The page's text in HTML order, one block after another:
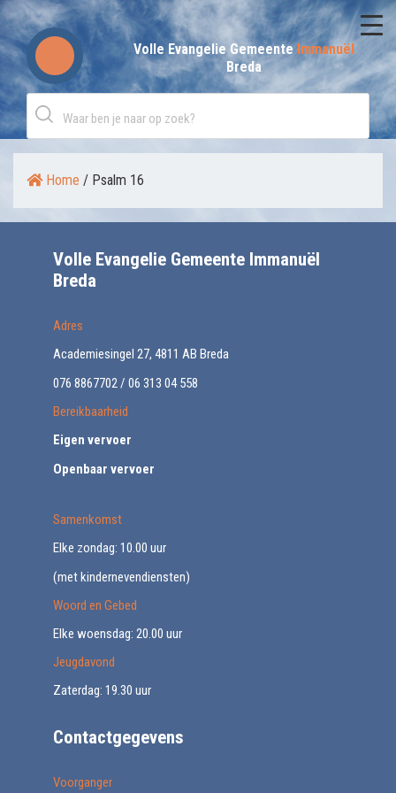
Skip
to
content
Volle Evangelie GemeenteImmanuël
Breda
Home / Psalm 16
Volle Evangelie Gemeente Immanuël
Breda
Adres
Academiesingel 27, 4811 AB Breda
076 8867702 / 06 313 04 558
Bereikbaarheid
Eigen vervoer
Openbaar vervoer
Samenkomst
Elke zondag: 10.00 uur
(met kindernevendiensten)
Woord en Gebed
Elke woensdag: 20.00 uur
Jeugdavond
Zaterdag: 19.30 uur
Contactgegevens
Voorganger